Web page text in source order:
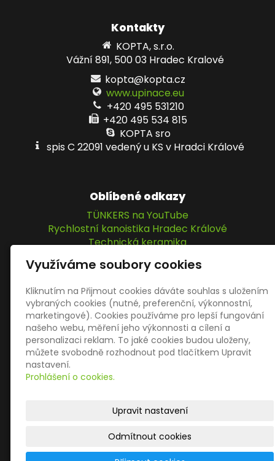
Kontakty
KOPTA, s.r.o.
Vážní 891, 500 03 Hradec Kralové
kopta@kopta.cz
www.upinace.eu
+420 495 531210
+420 495 534 815
KOPTA sro
spis C 22091 vedený u KS v Hradci Králové
Oblíbené odkazy
TÜNKERS na YouTube
Rychlostní kanoistika Hradec Králové
Technická keramika
KOPTA, s.r.o.
Sociální sítě
– VÍCE NEŽ JEN UPÍNÁNÍ
Využíváme soubory cookies
Kliknutím na Přijmout cookies dáváte souhlas s uložením
vybraných cookies (nutné, preferenční, výkonnostní,
marketingové). Cookies používáme pro lepší fungování
našeho webu, měření jeho výkonnosti a cílení a
personalizaci reklam. To jaké cookies budou uloženy,
můžete svobodně rozhodnout pod tlačítkem Upravit
nastavení.
Prohlášení o cookies.
Upravit nastavení
Odmítnout cookies